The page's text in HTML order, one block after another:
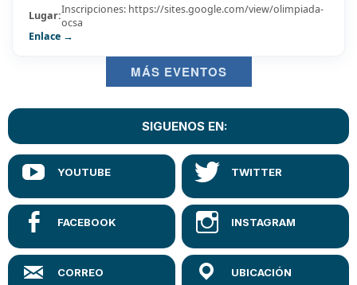
Lugar:Inscripciones: https://sites.google.com/view/olimpiada-
ocsa
Enlace →
MÁS EVENTOS
SIGUENOS EN: